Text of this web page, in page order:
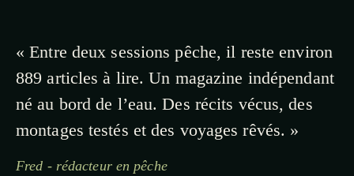
« Entre deux sessions pêche, il reste environ
889 articles à lire. Un magazine indépendant
né au bord de l’eau. Des récits vécus, des
montages testés et des voyages rêvés. »
Fred - rédacteur en pêche